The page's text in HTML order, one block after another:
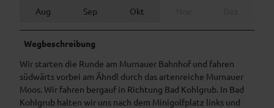
Aug Sep Okt
Wegbeschreibung
Wir starten die Runde am Murnauer Bahnhof und fahren
südwärts vorbei am Ähndl durch das artenreiche Murnauer
Moos. Wir fahren bergauf in Richtung Bad Kohlgrub. In Bad
Kohlgrub halten wir uns nach dem Minigolfplatz links und